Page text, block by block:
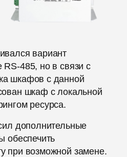
вариант
485, но в связи с
шкафов с данной
шкаф с локальной
ресурса.
дополнительные
обеспечить
при возможной замене.